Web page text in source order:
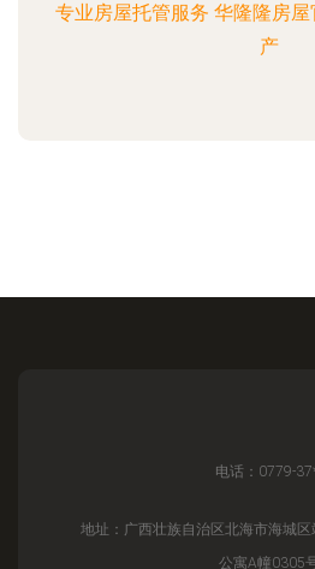
专业房屋托管服务 华隆隆房
产
电话：0779-
地址：广西壮族自治区北海市海城
公寓A幢0305